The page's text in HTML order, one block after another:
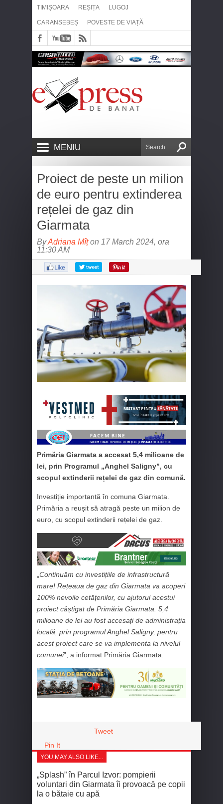
TIMIȘOARA REȘIȚA LUGOJ
CARANSEBEȘ POVESTE DE VIAȚĂ
MENIU
Proiect de peste un milion
de euro pentru extinderea
rețelei de gaz din
Giarmata
ByAdriana Mîțon 17 March 2024, ora
11:30 AM
Primăria Giarmata a accesat 5,4 milioane de
lei, prin Programul „Anghel Saligny”, cu
scopul extinderii rețelei de gaz din comună.
Investiție importantă în comuna Giarmata.
Primăria a reușit să atragă peste un milion de
euro, cu scopul extinderii rețelei de gaz.
Continuăm cu investițiile de infrastructură
mare! Rețeaua de gaz din Giarmata va acoperi
100% nevoile cetățenilor, cu ajutorul acestui
proiect câștigat de Primăria Giarmata. 5,4
milioane de lei au fost accesați de administrația
locală, prin programul Anghel Saligny, pentru
acest proiect care se va implementa la nivelul
comunei”, a informat Primăria Giarmata.
Tweet
Pin It
YOU MAY ALSO LIKE...
„Splash” în Parcul Izvor: pompierii
voluntari din Giarmata îi provoacă pe copii
la o bătaie cu apă